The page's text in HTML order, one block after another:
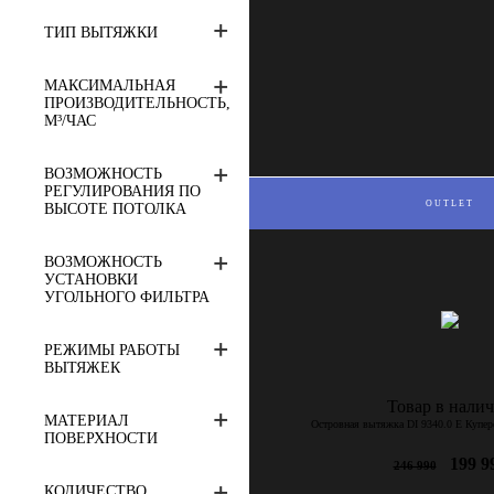
ТИП ВЫТЯЖКИ
МАКСИМАЛЬНАЯ
ПРОИЗВОДИТЕЛЬНОСТЬ,
М³/ЧАС
ВОЗМОЖНОСТЬ
РЕГУЛИРОВАНИЯ ПО
ВЫСОТЕ ПОТОЛКА
ВОЗМОЖНОСТЬ
УСТАНОВКИ
УГОЛЬНОГО ФИЛЬТРА
РЕЖИМЫ РАБОТЫ
ВЫТЯЖЕК
МАТЕРИАЛ
ПОВЕРХНОСТИ
OUTLET
Товар в
Островная вытяжка DI 9340.0 E
246 990 199